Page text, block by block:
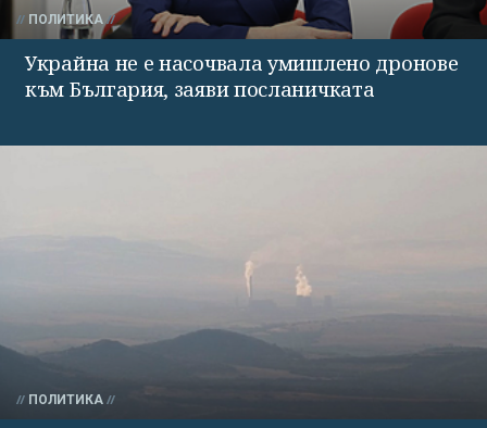
ПОЛИТИКА
Украйна не е насочвала умишлено дронове
към България, заяви посланичката
ПОЛИТИКА